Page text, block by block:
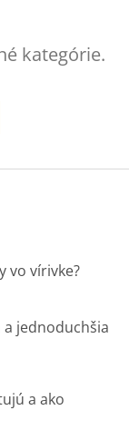
kategórie.
vo vírivke?
jednoduchšia
a ako